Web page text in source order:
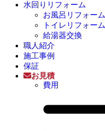
水回りリフォーム
お風呂リフォーム
トイレリフォーム
給湯器交換
職人紹介
施工事例
保証
お見積
費用